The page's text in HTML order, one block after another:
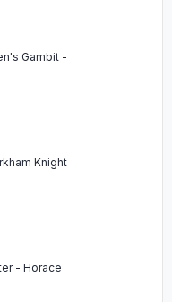
Gambit -
Knight
- Horace